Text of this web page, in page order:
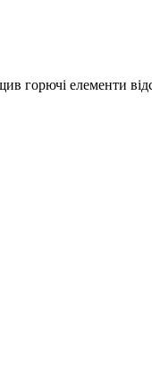
елементи